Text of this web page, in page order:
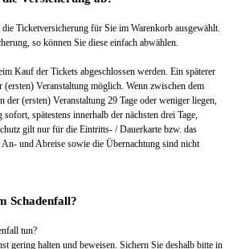
Ticketversicherung für Sie im Warenkorb ausgewählt.
so können Sie diese einfach abwählen.
Kauf der Tickets abgeschlossen werden. Ein späterer
Veranstaltung möglich. Wenn zwischen dem
der (ersten) Veranstaltung 29 Tage oder weniger liegen,
spätestens innerhalb der nächsten drei Tage,
gilt nur für die Eintritts- / Dauerkarte bzw. das
und Abreise sowie die Übernachtung sind nicht
Schadenfall?
tun?
gering halten und beweisen. Sichern Sie deshalb bitte in